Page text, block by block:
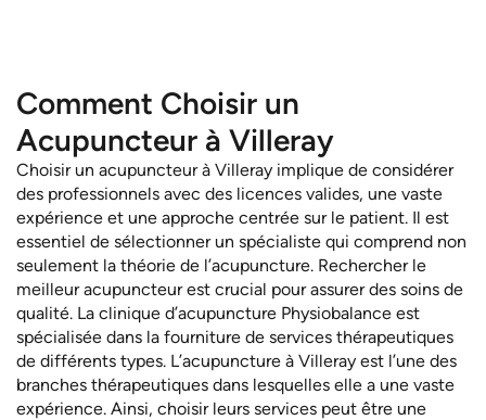
Comment Choisir un
Acupuncteur à Villeray
Choisir un acupuncteur à Villeray implique de considérer
des professionnels avec des licences valides, une vaste
expérience et une approche centrée sur le patient. Il est
essentiel de sélectionner un spécialiste qui comprend non
seulement la théorie de l’acupuncture. Rechercher le
meilleur acupuncteur est crucial pour assurer des soins de
qualité. La clinique d’acupuncture Physiobalance est
spécialisée dans la fourniture de services thérapeutiques
de différents types. L’acupuncture à Villeray est l’une des
branches thérapeutiques dans lesquelles elle a une vaste
expérience. Ainsi, choisir leurs services peut être une